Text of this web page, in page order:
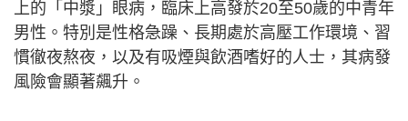
上的「中漿」眼病，臨床上高發於20至50歲的中青年
男性。特別是性格急躁、長期處於高壓工作環境、習
慣徹夜熬夜，以及有吸煙與飲酒嗜好的人士，其病發
風險會顯著飆升。